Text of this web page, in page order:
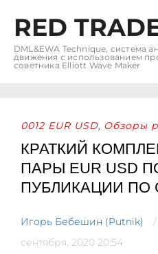
RED
DML&EWA Technique, система
движения с использованием
советника Elliott Wave Maker
0012 EUR USD, Обзоры
КРАТКИЙ
ПАРЫ EUR USD
ПУБЛИКАЦИИ ПО
Игорь Бебешин (Putnik)
сентября, 2020 20:54